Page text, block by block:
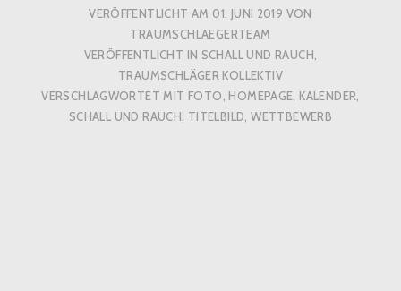
VERÖFFENTLICHT AM 01. JUNI 2019 VON
TRAUMSCHLAEGERTEAM
VERÖFFENTLICHT IN SCHALL UND RAUCH,
TRAUMSCHLÄGER KOLLEKTIV
VERSCHLAGWORTET MIT FOTO, HOMEPAGE, KALENDER,
SCHALL UND RAUCH, TITELBILD,WETTBEWERB